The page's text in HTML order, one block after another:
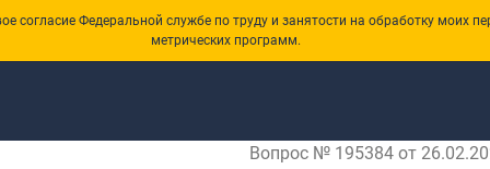
Федеральной службе по труду и занятости на обработку моих
метрических программ.
Вопрос № 195384 от